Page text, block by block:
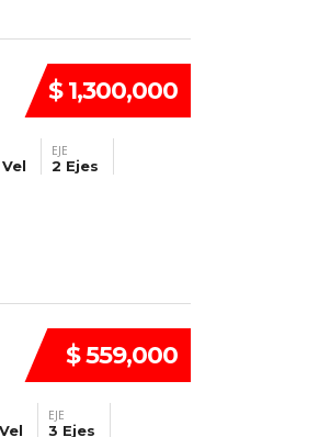
$ 1,300,000
EJE
2 Ejes
$ 559,000
EJE
3 Ejes